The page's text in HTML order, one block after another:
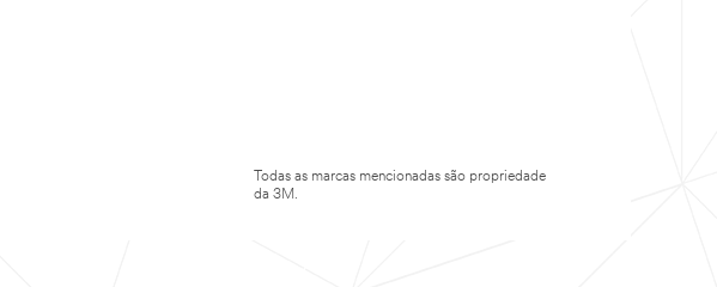
Todas as marcas mencionadas são propriedade
da 3M.